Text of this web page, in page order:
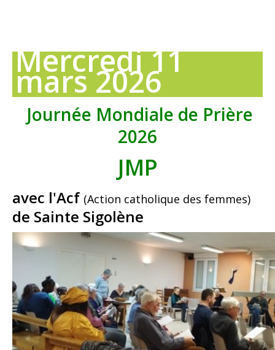
Mercredi 11
mars 2026
Journée Mondiale de Prière
2026
JMP
avec l'Acf (Action catholique des femmes)
de Sainte Sigolène